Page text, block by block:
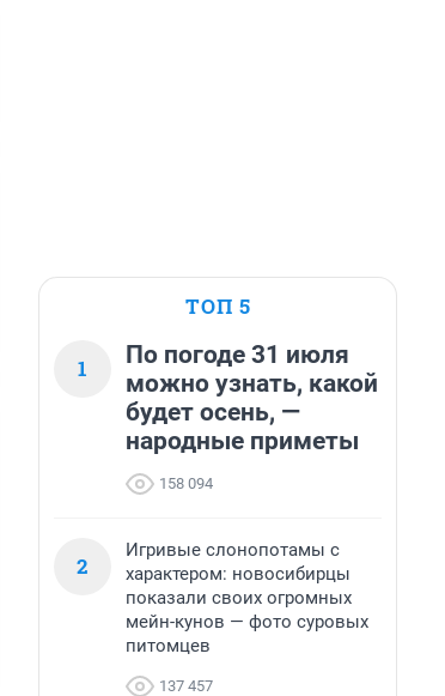
ТОП 5
1
По погоде 31 июля
можно узнать, какой
будет осень, —
народные приметы
158 094
2
Игривые слонопотамы с
характером: новосибирцы
показали своих огромных
мейн-кунов — фото суровых
питомцев
137 457